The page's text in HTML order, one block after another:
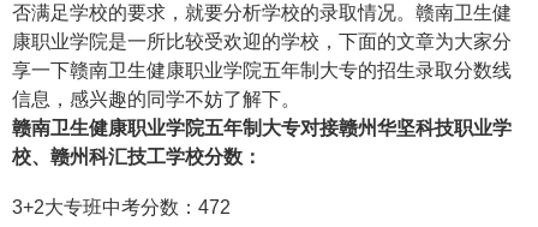
否满足学校的要求，就要分析学校的录取情况。赣南卫生健
康职业学院是一所比较受欢迎的学校，下面的文章为大家分
享一下赣南卫生健康职业学院五年制大专的招生录取分数线
信息，感兴趣的同学不妨了解下。
赣南卫生健康职业学院五年制大专对接赣州华坚科技职业学
校、赣州科汇技工学校分数：
3+2大专班中考分数：472